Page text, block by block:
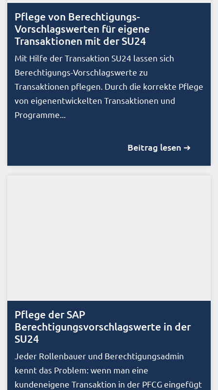
Pflege von Berechtigungs-
Vorschlagswerten für eigene
Transaktionen mit der SU24
Mit Hilfe der Transaktion SU24 lassen sich
Berechtigungs-Vorschlagswerte zu
Transaktionen pflegen. Durch die korrekte Pflege
von eigenentwickelten Transaktionen und
Programme...
Beitrag lesen ➔
Pflege der SAP
Berechtigungsvorschlagswerte in der
SU24
Jeder Rollenbauer und Berechtigungsadmin
kennt das Problem: wenn man eine
kundeneigene Transaktion in der PFCG eingefügt